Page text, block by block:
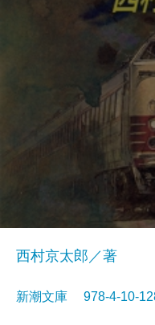
西村京太郎／著
新潮文庫 978-4-10-